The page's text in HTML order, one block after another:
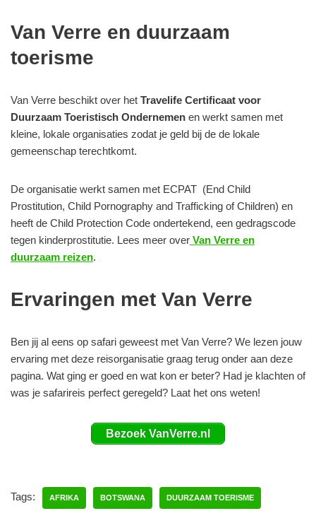
Van Verre en duurzaam
toerisme
Van Verre beschikt over het Travelife Certificaat voor
Duurzaam Toeristisch Ondernemen en werkt samen met
kleine, lokale organisaties zodat je geld bij de de lokale
gemeenschap terechtkomt.
De organisatie werkt samen met ECPAT (End Child
Prostitution, Child Pornography and Trafficking of Children) en
heeft de Child Protection Code ondertekend, een gedragscode
tegen kinderprostitutie. Lees meer over Van Verre en
duurzaam reizen.
Ervaringen met Van Verre
Ben jij al eens op safari geweest met Van Verre? We lezen jouw
ervaring met deze reisorganisatie graag terug onder aan deze
pagina. Wat ging er goed en wat kon er beter? Had je klachten of
was je safarireis perfect geregeld? Laat het ons weten!
Bezoek VanVerre.nl
Tags: AFRIKA BOTSWANA DUURZAAM TOERISME